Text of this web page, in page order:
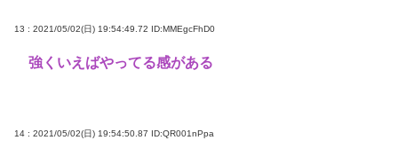
13 : 2021/05/02(日) 19:54:49.72 ID:MMEgcFhD0
強くいえばやってる感がある
14 : 2021/05/02(日) 19:54:50.87 ID:QR001nPpa